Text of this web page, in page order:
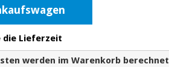
die Lieferzeit
werden im Warenkorb berechnet